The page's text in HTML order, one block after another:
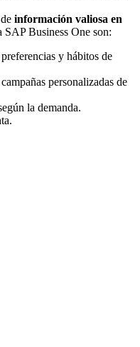
información valiosa en
SAP Business One son:
y hábitos de
personalizadas de
la demanda.